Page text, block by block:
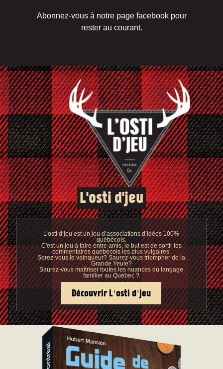
Abonnez-vous à notre page facebook pour
rester au courant.
L'osti d'jeu
L’osti d’jeu est un jeu d’associations d’idées 100%
québécois.
C'est un jeu à faire entre amis, le but est de sortir les
commentaires québécois les plus vulgaires.
Serez-vous le vainqueur? Saurez-vous triompher de la
Grande Yeule?
Saurez-vous maîtriser toutes les nuances du langage
familier au Québec ?
Découvrir L’osti d’jeu